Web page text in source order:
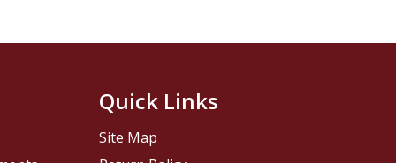
Quick Links
Site Map